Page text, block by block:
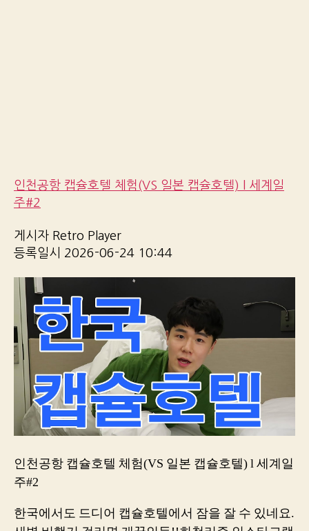
인천공항 캡슐호텔 체험(VS 일본 캡슐호텔) l 세계일
주#2
게시자 Retro Player
등록일시 2026-06-24 10:44
인천공항 캡슐호텔 체험(VS 일본 캡슐호텔) l 세계일
주#2
한국에서도 드디어 캡슐호텔에서 잠을 잘 수 있네요.